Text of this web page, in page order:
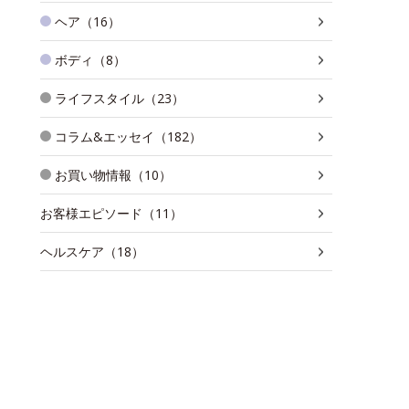
ヘア（16）
ボディ（8）
ライフスタイル（23）
コラム&エッセイ（182）
お買い物情報（10）
お客様エピソード（11）
ヘルスケア（18）